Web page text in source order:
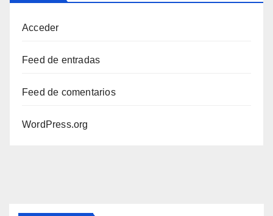
Acceder
Feed de entradas
Feed de comentarios
WordPress.org